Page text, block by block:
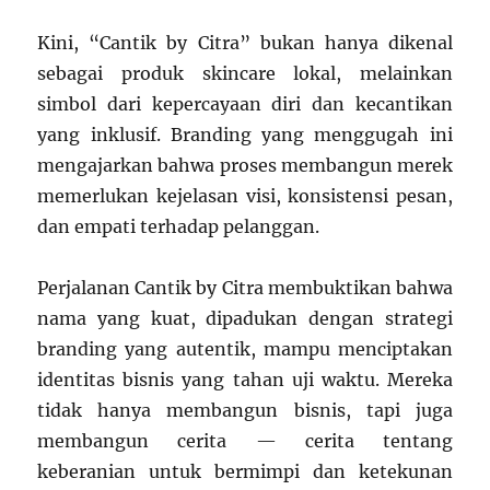
Kini, “Cantik by Citra” bukan hanya dikenal
sebagai produk skincare lokal, melainkan
simbol dari kepercayaan diri dan kecantikan
yang inklusif. Branding yang menggugah ini
mengajarkan bahwa proses membangun merek
memerlukan kejelasan visi, konsistensi pesan,
dan empati terhadap pelanggan.
Perjalanan Cantik by Citra membuktikan bahwa
nama yang kuat, dipadukan dengan strategi
branding yang autentik, mampu menciptakan
identitas bisnis yang tahan uji waktu. Mereka
tidak hanya membangun bisnis, tapi juga
membangun cerita — cerita tentang
keberanian untuk bermimpi dan ketekunan